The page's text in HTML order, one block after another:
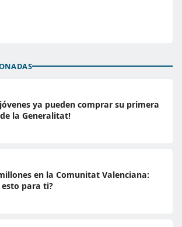
jóvenes ya pueden comprar su primera
la Generalitat!
en la Comunitat Valenciana:
esto para ti?